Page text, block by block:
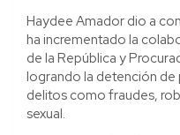
Haydee Amador dio a
ha incrementado la
de la República y
logrando la detención
delitos como fraudes,
sexual.